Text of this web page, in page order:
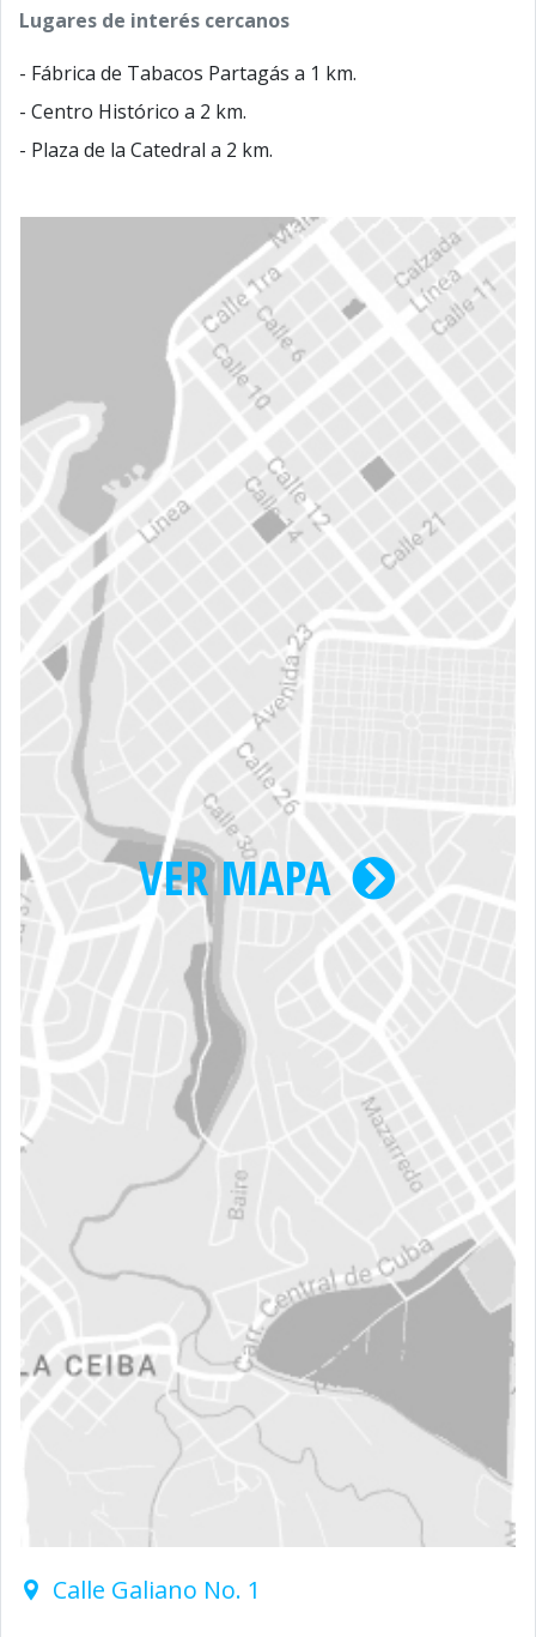
Lugares de interés cercanos
- Fábrica de Tabacos Partagás a 1 km.
- Centro Histórico a 2 km.
- Plaza de la Catedral a 2 km.
VER MAPA
Calle Galiano No. 1